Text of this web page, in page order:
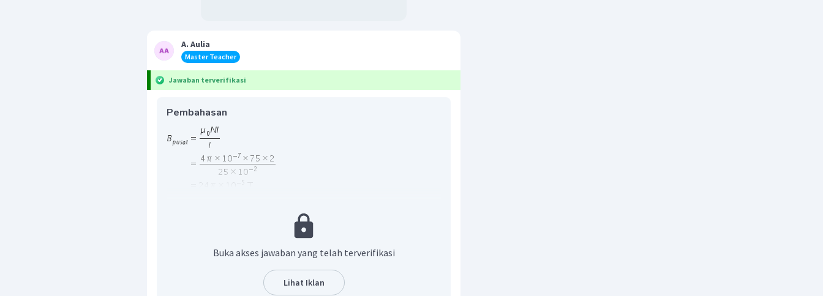
A. Aulia
Master Teacher
Jawaban terverifikasi
Pembahasan
Buka akses jawaban yang telah terverifikasi
Lihat Iklan